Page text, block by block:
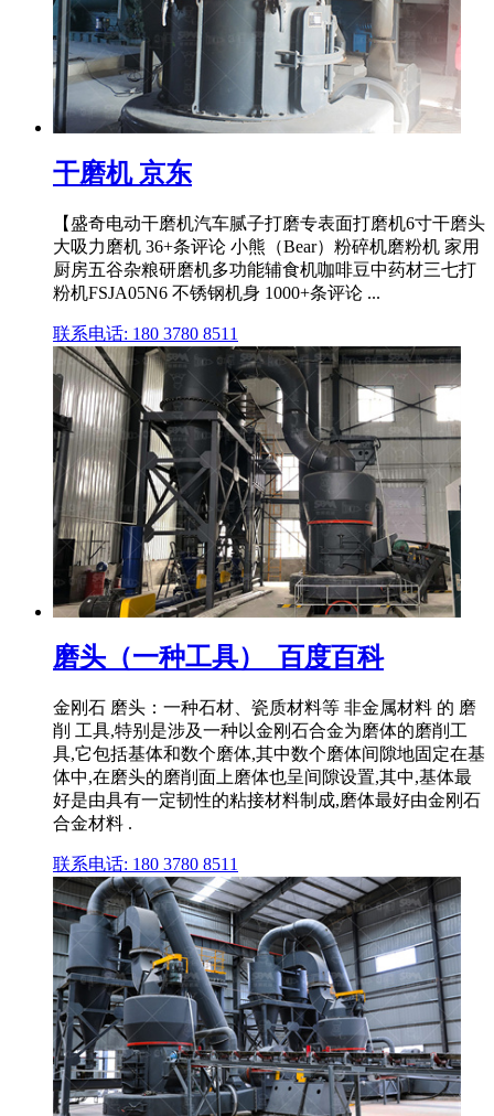
干磨机 京东
【盛奇电动干磨机汽车腻子打磨专表面打磨机6寸干磨头
大吸力磨机 36+条评论 小熊（Bear）粉碎机磨粉机 家用
厨房五谷杂粮研磨机多功能辅食机咖啡豆中药材三七打
粉机FSJA05N6 不锈钢机身 1000+条评论 ...
联系电话: 180 3780 8511
磨头（一种工具）_百度百科
金刚石 磨头：一种石材、瓷质材料等 非金属材料 的 磨
削 工具,特别是涉及一种以金刚石合金为磨体的磨削工
具,它包括基体和数个磨体,其中数个磨体间隙地固定在基
体中,在磨头的磨削面上磨体也呈间隙设置,其中,基体最
好是由具有一定韧性的粘接材料制成,磨体最好由金刚石
合金材料 .
联系电话: 180 3780 8511